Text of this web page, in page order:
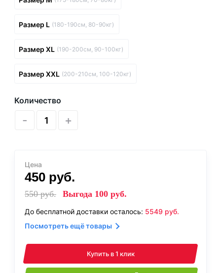
Размер L (180-190см, 80-90кг)
Размер XL (190-200см, 90-100кг)
Размер XXL (200-210см, 100-120кг)
Количество
- +
Цена
450 руб.
550руб. Выгода 100 руб.
До бесплатной доставки осталось: 5549 руб.
Посмотреть ещё товары
Купить в 1 клик